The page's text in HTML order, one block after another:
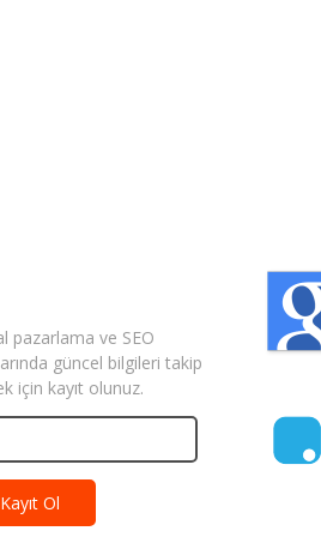
pazarlama ve SEO
güncel bilgileri takip
için kayıt olunuz.